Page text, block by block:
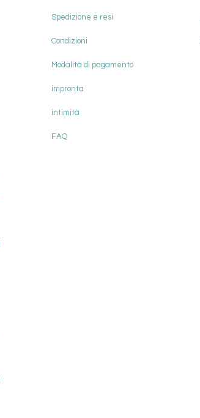
Spedizione e resi
Condizioni
Modalità di pagamento
impronta
intimità
FAQ